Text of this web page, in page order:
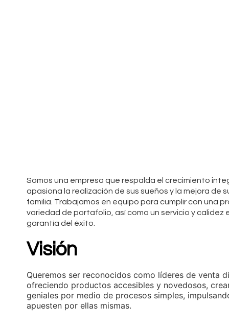
Somos una empresa que respalda el crecimiento
apasiona la realización de sus sueños y la mejora de
familia. Trabajamos en equipo para cumplir con una
variedad de portafolio, así como un servicio y calidez
garantía del éxito.
Visión
Queremos ser reconocidos como líderes de venta
ofreciendo productos accesibles y novedosos,
geniales por medio de procesos simples,
apuesten por ellas mismas.